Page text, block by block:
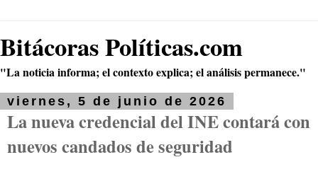
Bitácoras Políticas.com
"La noticia informa; el contexto explica; el análisis permanece."
viernes, 5 de junio de 2026
La nueva credencial del INE contará con
nuevos candados de seguridad